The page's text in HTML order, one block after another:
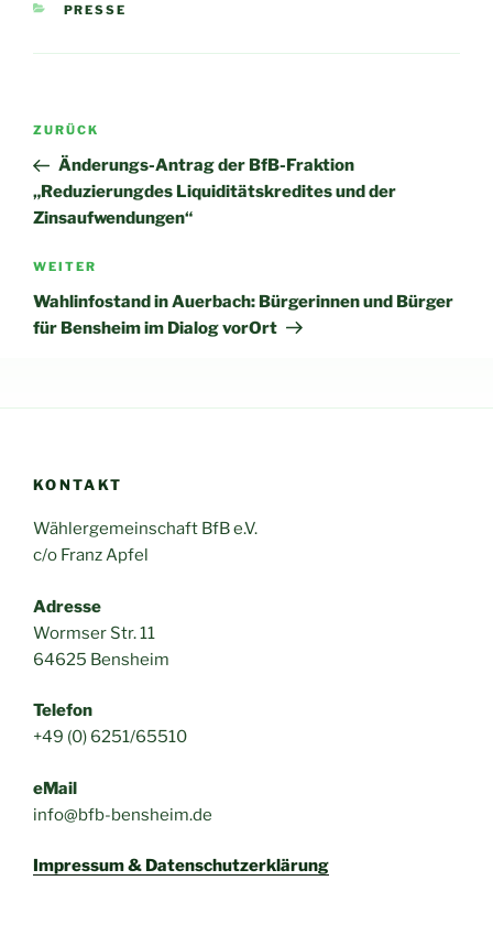
KATEGORIEN
PRESSE
Beitragsnavigation
Vorheriger
Beitrag
ZURÜCK
Änderungs-Antrag der BfB-Fraktion
„Reduzierungdes Liquiditätskredites und der
Zinsaufwendungen“
Nächster
Beitrag
WEITER
Wahlinfostand in Auerbach: Bürgerinnen und Bürger
für Bensheim im Dialog vorOrt
KONTAKT
Wählergemeinschaft BfB e.V.
c/o Franz Apfel
Adresse
Wormser Str. 11
64625 Bensheim
Telefon
+49 (0) 6251/65510
eMail
info@bfb-bensheim.de
Impressum & Datenschutzerklärung